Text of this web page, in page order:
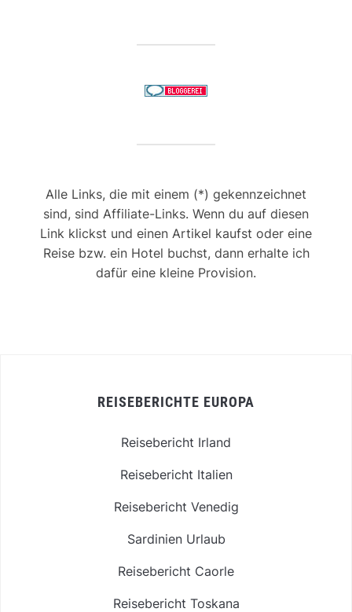
Alle Links, die mit einem (*) gekennzeichnet
sind, sind Affiliate-Links. Wenn du auf diesen
Link klickst und einen Artikel kaufst oder eine
Reise bzw. ein Hotel buchst, dann erhalte ich
dafür eine kleine Provision.
REISEBERICHTE EUROPA
Reisebericht Irland
Reisebericht Italien
Reisebericht Venedig
Sardinien Urlaub
Reisebericht Caorle
Reisebericht Toskana